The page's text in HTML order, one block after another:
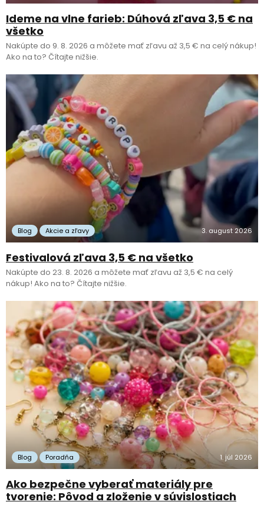
Ideme na vlne farieb: Dúhová zľava 3,5 € na
všetko
Nakúpte do 9. 8. 2026 a môžete mať zľavu až 3,5 € na celý nákup!
Ako na to? Čítajte nižšie.
Blog Akcie a zľavy 3. august 2026
Festivalová zľava 3,5 € na všetko
Nakúpte do 23. 8. 2026 a môžete mať zľavu až 3,5 € na celý
nákup! Ako na to? Čítajte nižšie.
Blog Poradňa 1. júl 2026
Ako bezpečne vyberať materiály pre
tvorenie: Pôvod a zloženie v súvislostiach